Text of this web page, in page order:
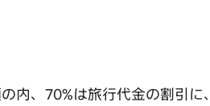
内、70%は旅行代金の割引に